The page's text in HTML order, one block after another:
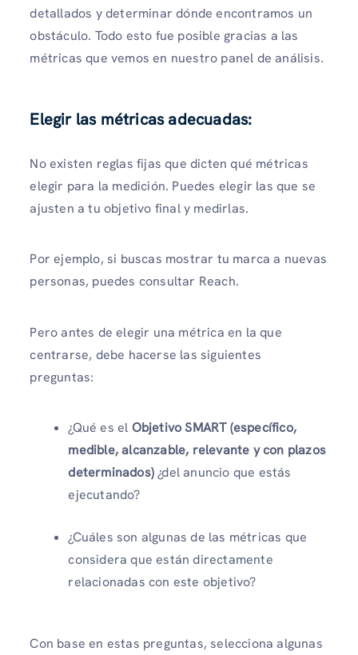
detallados y determinar dónde encontramos un
obstáculo. Todo esto fue posible gracias a las
métricas que vemos en nuestro panel de análisis.
Elegir las métricas adecuadas:
No existen reglas fijas que dicten qué métricas
elegir para la medición. Puedes elegir las que se
ajusten a tu objetivo final y medirlas.
Por ejemplo, si buscas mostrar tu marca a nuevas
personas, puedes consultar Reach.
Pero antes de elegir una métrica en la que
centrarse, debe hacerse las siguientes
preguntas:
¿Qué es el Objetivo SMART (específico,
medible, alcanzable, relevante y con plazos
determinados)¿del anuncio que estás
ejecutando?
¿Cuáles son algunas de las métricas que
considera que están directamente
relacionadas con este objetivo?
Con base en estas preguntas, selecciona algunas